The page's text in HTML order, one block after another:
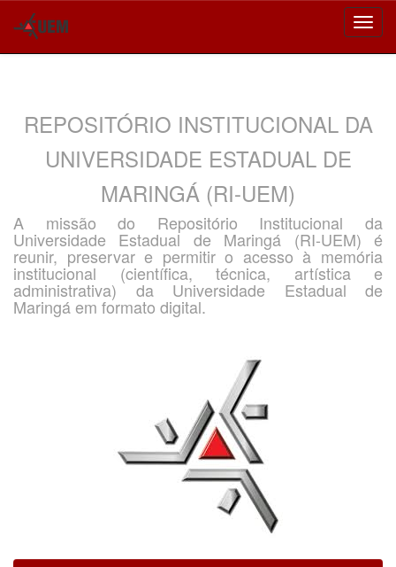
REPOSITÓRIO INSTITUCIONAL DA
UNIVERSIDADE ESTADUAL DE
MARINGÁ (RI-UEM)
A missão do Repositório Institucional da
Universidade Estadual de Maringá (RI-UEM) é
reunir, preservar e permitir o acesso à memória
institucional (científica, técnica, artística e
administrativa) da Universidade Estadual de
Maringá em formato digital.